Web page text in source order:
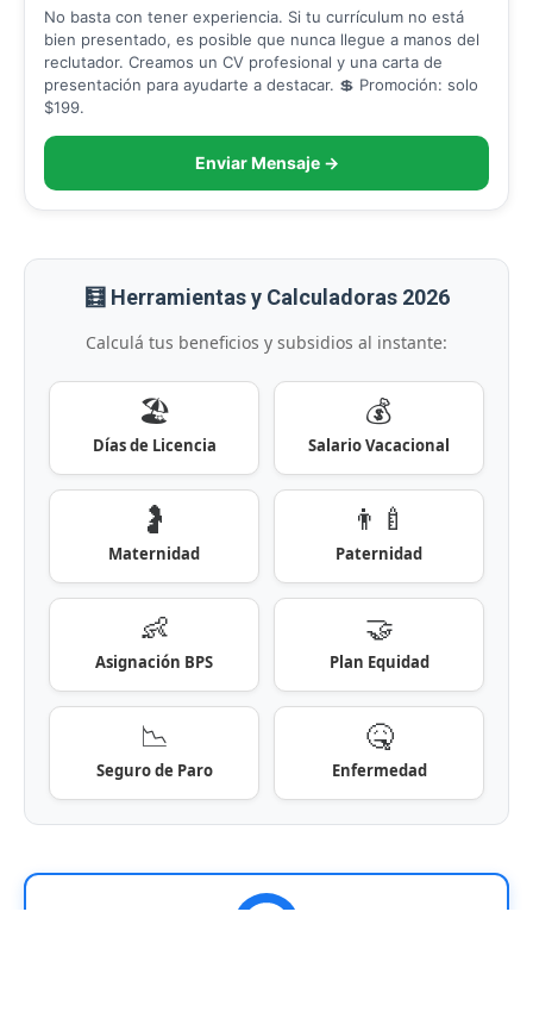
No basta con tener experiencia. Si tu currículum no está
bien presentado, es posible que nunca llegue a manos del
reclutador. Creamos un CV profesional y una carta de
presentación para ayudarte a destacar. 💲 Promoción: solo
$199.
Enviar Mensaje →
🧮 Herramientas y Calculadoras 2026
Calculá tus beneficios y subsidios al instante:
🏖️
Días de Licencia
💰
Salario Vacacional
🤰
Maternidad
👨‍🍼
Paternidad
👶
Asignación BPS
🤝
Plan Equidad
📉
Seguro de Paro
🤒
Enfermedad